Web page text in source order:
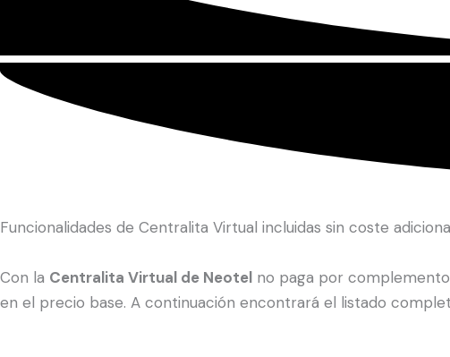
Funcionalidades de Centralita Virtual incluidas sin coste
Con la Centralita Virtual de Neotel no paga por
en el precio base. A continuación encontrará el listado